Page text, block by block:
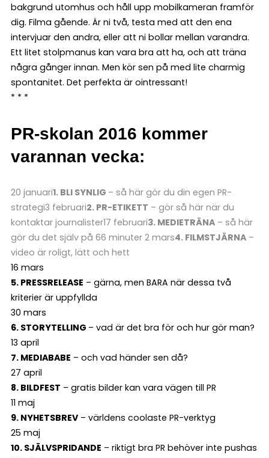
bakgrund utomhus och håll upp mobilkameran framför
dig. Filma gående. Är ni två, testa med att den ena
intervjuar den andra, eller att ni bollar mellan varandra.
Ett litet stolpmanus kan vara bra att ha, och att träna
några gånger innan. Men kör sen på med lite charmig
spontanitet. Det perfekta är ointressant!
* * *
PR-skolan 2016 kommer
varannan vecka:
20 januari1. BLI SYNLIG – så här gör du din egen PR-
strategi3 februari2. PR-ETIKETT – gör så här när du
kontaktar journalister17 februari3. MEDIETRÄNA – så här
gör du det själv på 66 minuter 2 mars4. FILMSTJÄRNA –
video är roligt, lätt och hett
16 mars
5. PRESSRELEASE – gärna, men BARA när dessa två
kriterier är uppfyllda
30 mars
6. STORYTELLING – vad är det bra för och hur gör man?
13 april
7. MEDIABABE – och vad händer sen då?
27 april
8. BILDFEST – gratis bilder kan vara vägen till PR
11 maj
9. NYHETSBREV – världens coolaste PR-verktyg
25 maj
10. SJÄLVSPRIDANDE – riktigt bra PR behöver inte pushas